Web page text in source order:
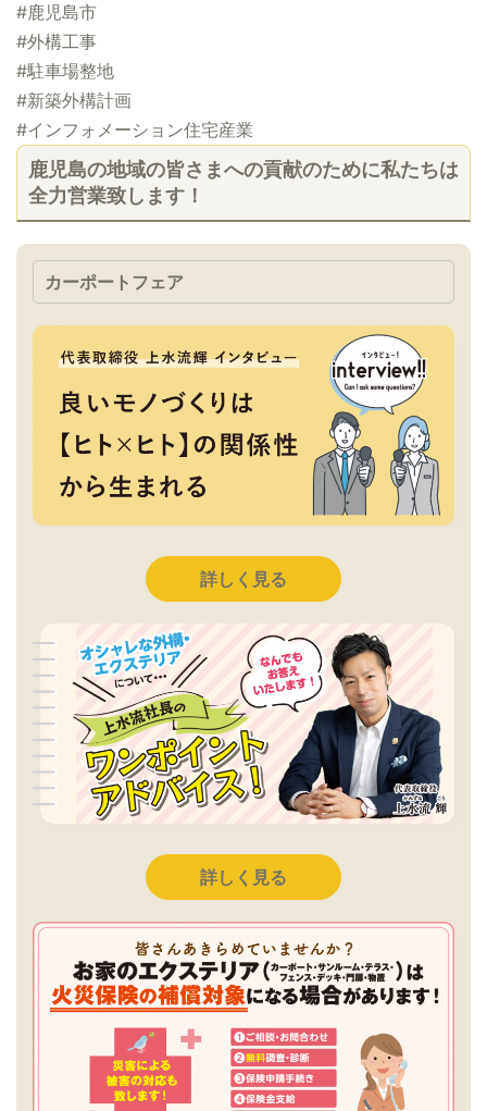
#鹿児島市
#外構工事
#駐車場整地
#新築外構計画
#インフォメーション住宅産業
鹿児島の地域の皆さまへの貢献のために私たちは
全力営業致します！
カーポートフェア
詳しく見る
詳しく見る